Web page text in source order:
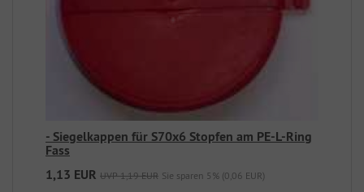
- Siegelkappen für S70x6 Stopfen am PE-L-Ring
Fass
1,13 EUR UVP 1,19 EUR Sie sparen 5% (0,06 EUR)